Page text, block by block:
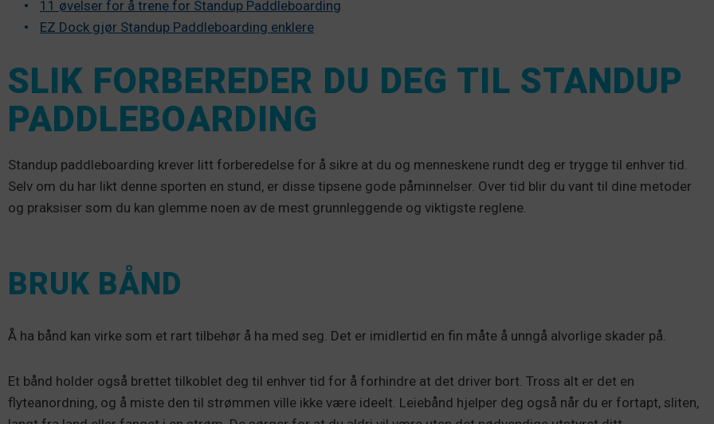
11 øvelser for å trene for Standup Paddleboarding
EZ Dock gjør Standup Paddleboarding enklere
SLIK FORBEREDER DU DEG TIL STANDUP
PADDLEBOARDING
Standup paddleboarding krever litt forberedelse for å sikre at du og menneskene rundt deg er trygge til enhver tid.
Selv om du har likt denne sporten en stund, er disse tipsene gode påminnelser. Over tid blir du vant til dine metoder
og praksiser som du kan glemme noen av de mest grunnleggende og viktigste reglene.
BRUK BÅND
Å ha bånd kan virke som et rart tilbehør å ha med seg. Det er imidlertid en fin måte å unngå alvorlige skader på.
Et bånd holder også brettet tilkoblet deg til enhver tid for å forhindre at det driver bort. Tross alt er det en
flyteanordning, og å miste den til strømmen ville ikke være ideelt. Leiebånd hjelper deg også når du er fortapt, sliten,